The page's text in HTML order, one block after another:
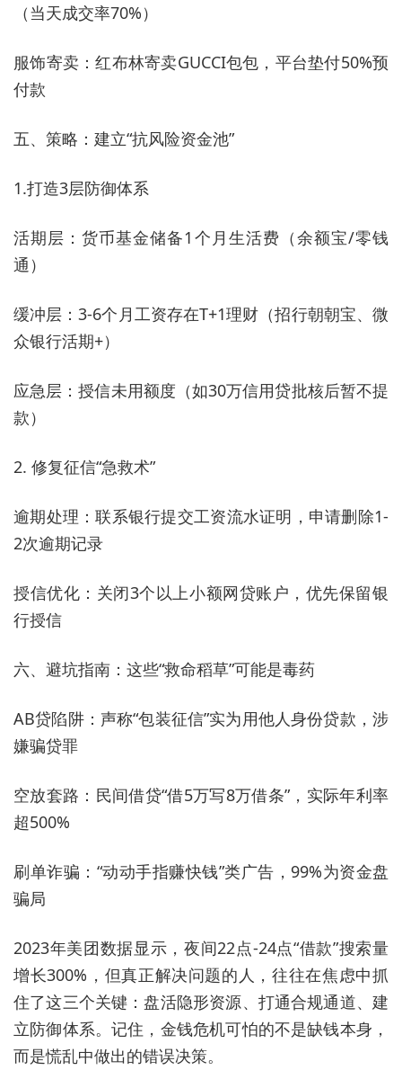
（当天成交率70%）
服饰寄卖：红布林寄卖GUCCI包包，平台垫付50%预
付款
五、策略：建立“抗风险资金池”
1.打造3层防御体系
活期层：货币基金储备1个月生活费（余额宝/零钱
通）
缓冲层：3-6个月工资存在T+1理财（招行朝朝宝、微
众银行活期+）
应急层：授信未用额度（如30万信用贷批核后暂不提
款）
2. 修复征信“急救术”
逾期处理：联系银行提交工资流水证明，申请删除1-
2次逾期记录
授信优化：关闭3个以上小额网贷账户，优先保留银
行授信
六、避坑指南：这些“救命稻草”可能是毒药
AB贷陷阱：声称“包装征信”实为用他人身份贷款，涉
嫌骗贷罪
空放套路：民间借贷“借5万写8万借条”，实际年利率
超500%
刷单诈骗：“动动手指赚快钱”类广告，99%为资金盘
骗局
2023年美团数据显示，夜间22点-24点“借款”搜索量
增长300%，但真正解决问题的人，往往在焦虑中抓
住了这三个关键：盘活隐形资源、打通合规通道、建
立防御体系。记住，金钱危机可怕的不是缺钱本身，
而是慌乱中做出的错误决策。